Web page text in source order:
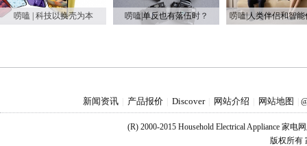
唠嗑 | 科技以换壳为本 唠嗑|单反也有落伍时？
新闻资讯 产品报价 Discover 网站介绍 网站地图
(R) 2000-2015 Household Electrical Appliance 家电
版权所有